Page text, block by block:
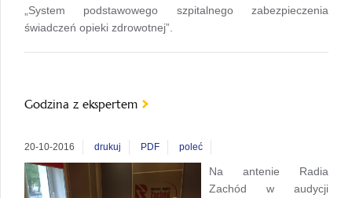
„System podstawowego szpitalnego zabezpieczenia
świadczeń opieki zdrowotnej”.
Godzina z ekspertem
20-10-2016 drukuj PDF poleć
Na antenie Radia
Zachód w audycji